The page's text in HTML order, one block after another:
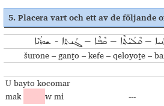
5. Placera vart och ett av de följande
– ܩܶܠܳܝܳܬ݂ܶܐ – ܟܶܦܶܐ – ܓܰܢܬ݂ܐ - ܫܘܪܳܢܶܐ
šurone – ganṯo – kefe – qeloyoṯe –
U bayto kocomar
mak
w mi
---